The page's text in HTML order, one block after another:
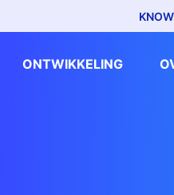
ONTWIKKELING